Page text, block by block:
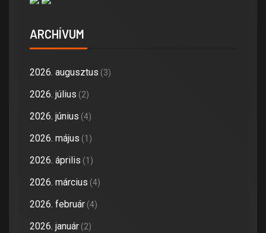
ARCHÍVUM
2026. augusztus (3)
2026. július (2)
2026. június (4)
2026. május (1)
2026. április (1)
2026. március (4)
2026. február (4)
2026. január (2)